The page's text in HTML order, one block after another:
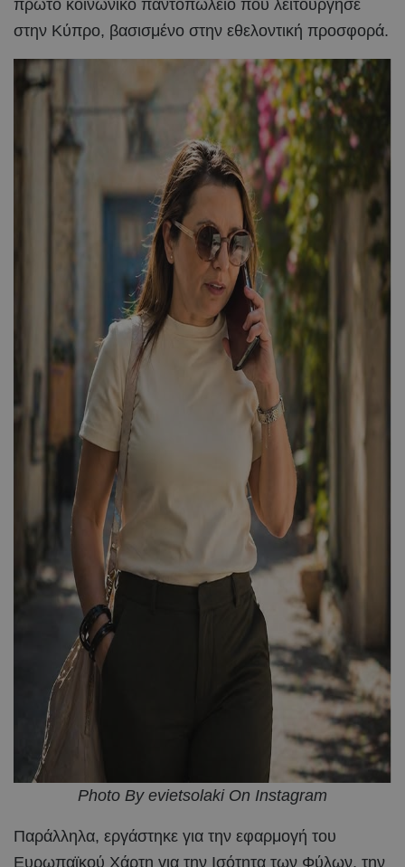
πρώτο κοινωνικό παντοπωλείο που λειτούργησε
στην Κύπρο, βασισμένο στην εθελοντική προσφορά.
Photo By evietsolaki On Instagram
Παράλληλα, εργάστηκε για την εφαρμογή του
Ευρωπαϊκού Χάρτη για την Ισότητα των Φύλων, την